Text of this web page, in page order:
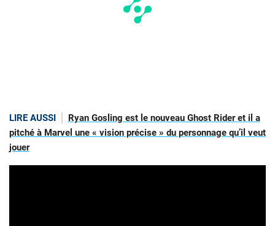
LIRE AUSSI
Ryan Gosling est le nouveau Ghost Rider et il a
pitché à Marvel une « vision précise » du personnage qu’il veut
jouer